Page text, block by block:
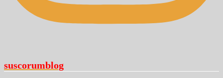
suscorumblog